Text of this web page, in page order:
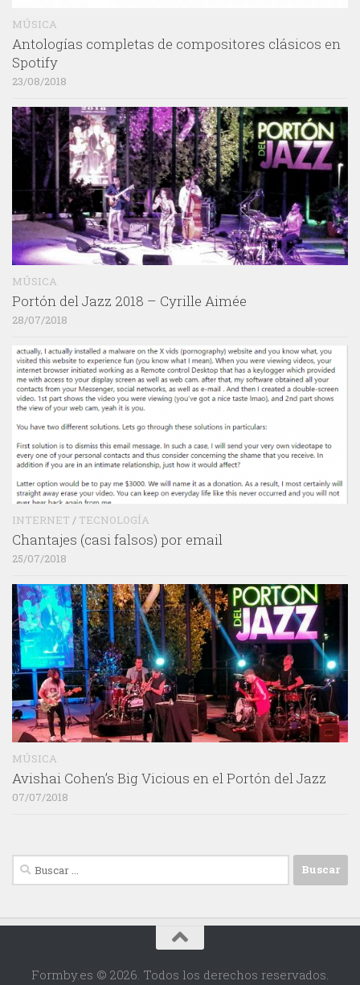
MÚSICA
Antologías completas de compositores clásicos en
Spotify
23/08/2018
MÚSICA
Portón del Jazz 2018 – Cyrille Aimée
28/07/2018
INTERNET / TECNOLOGÍA
Chantajes (casi falsos) por email
25/07/2018
MÚSICA
Avishai Cohen’s Big Vicious en el Portón del Jazz
07/07/2018
Buscar:
Formby.es © 2026. Todos los derechos reservados.